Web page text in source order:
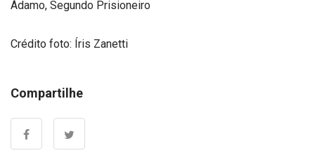
Ádamo, Segundo Prisioneiro
Crédito foto: Íris Zanetti
Compartilhe